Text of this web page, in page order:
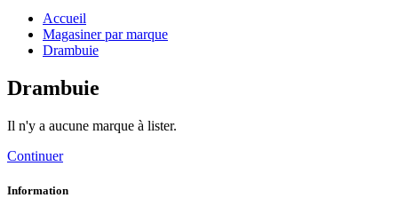
Accueil
Magasiner par marque
Drambuie
Drambuie
Il n'y a aucune marque à lister.
Continuer
Information